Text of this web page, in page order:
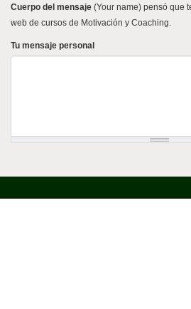
Cuerpo del mensaje (Your name) pensó que
web de cursos de Motivación y Coaching.
Tu mensaje personal